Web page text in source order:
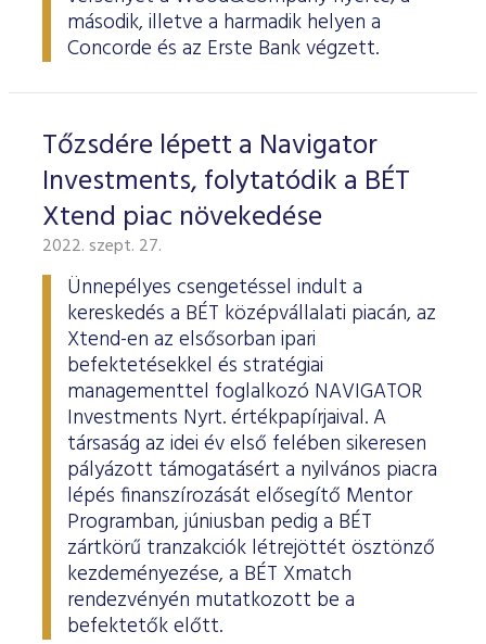
ESG Útmutató
második, illetve a harmadik helyen a
Concorde és az Erste Bank végzett.
Tőzsdére lépett a Navigator
Investments, folytatódik a BÉT
Xtend piac növekedése
2022. szept. 27.
Ünnepélyes csengetéssel indult a
kereskedés a BÉT középvállalati piacán, az
Xtend-en az elsősorban ipari
befektetésekkel és stratégiai
managementtel foglalkozó NAVIGATOR
Investments Nyrt. értékpapírjaival. A
társaság az idei év első felében sikeresen
pályázott támogatásért a nyilvános piacra
lépés finanszírozását elősegítő Mentor
Programban, júniusban pedig a BÉT
zártkörű tranzakciók létrejöttét ösztönző
kezdeményezése, a BÉT Xmatch
rendezvényén mutatkozott be a
befektetők előtt.